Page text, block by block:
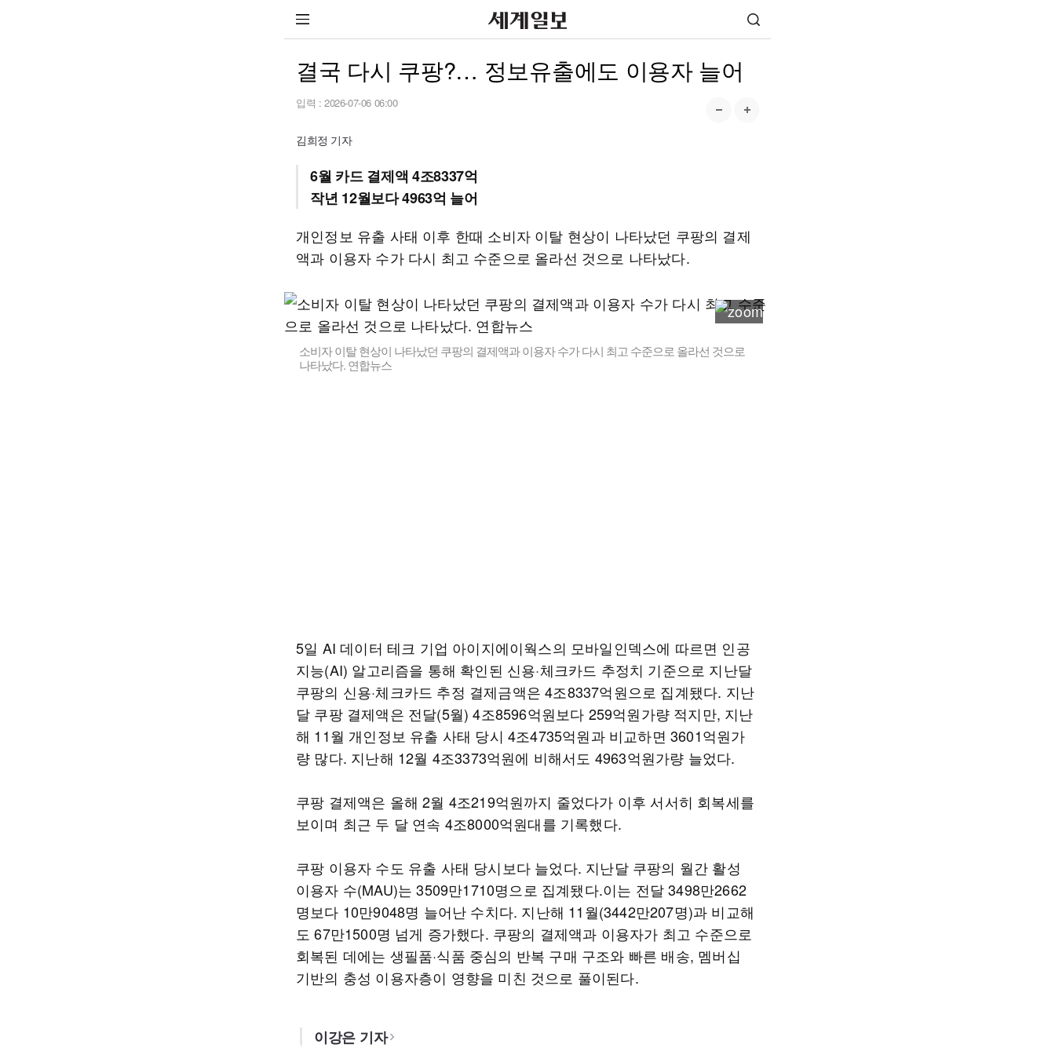
결국 다시 쿠팡?… 정보유출에도 이용자 늘어
입력 : 2026-07-06 06:00
김희정 기자
6월 카드 결제액 4조8337억
작년 12월보다 4963억 늘어
개인정보 유출 사태 이후 한때 소비자 이탈 현상이 나타났던 쿠팡의 결제
액과 이용자 수가 다시 최고 수준으로 올라선 것으로 나타났다.
소비자 이탈 현상이 나타났던 쿠팡의 결제액과 이용자 수가 다시 최고 수준으로 올라선 것으로
나타났다. 연합뉴스
5일 AI 데이터 테크 기업 아이지에이웍스의 모바일인덱스에 따르면 인공
지능(AI) 알고리즘을 통해 확인된 신용·체크카드 추정치 기준으로 지난달
쿠팡의 신용·체크카드 추정 결제금액은 4조8337억원으로 집계됐다. 지난
달 쿠팡 결제액은 전달(5월) 4조8596억원보다 259억원가량 적지만, 지난
해 11월 개인정보 유출 사태 당시 4조4735억원과 비교하면 3601억원가
량 많다. 지난해 12월 4조3373억원에 비해서도 4963억원가량 늘었다.
쿠팡 결제액은 올해 2월 4조219억원까지 줄었다가 이후 서서히 회복세를
보이며 최근 두 달 연속 4조8000억원대를 기록했다.
쿠팡 이용자 수도 유출 사태 당시보다 늘었다. 지난달 쿠팡의 월간 활성
이용자 수(MAU)는 3509만1710명으로 집계됐다.이는 전달 3498만2662
명보다 10만9048명 늘어난 수치다. 지난해 11월(3442만207명)과 비교해
도 67만1500명 넘게 증가했다. 쿠팡의 결제액과 이용자가 최고 수준으로
회복된 데에는 생필품·식품 중심의 반복 구매 구조와 빠른 배송, 멤버십
기반의 충성 이용자층이 영향을 미친 것으로 풀이된다.
이강은 기자